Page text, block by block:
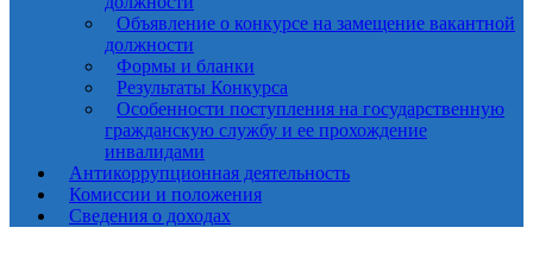
Объявление о конкурсе на замещение вакантной
должности
Формы и бланки
Результаты Конкурса
Особенности поступления на государственную
гражданскую службу и ее прохождение
инвалидами
Антикоррупционная деятельность
Комиссии и положения
Сведения о доходах